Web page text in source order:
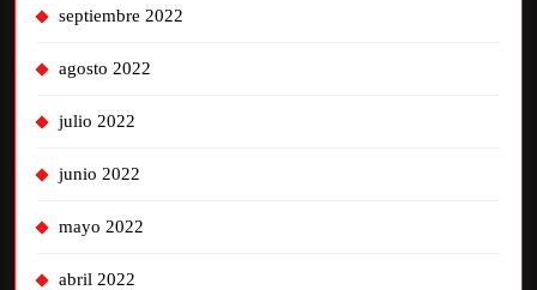
septiembre 2022
agosto 2022
julio 2022
junio 2022
mayo 2022
abril 2022